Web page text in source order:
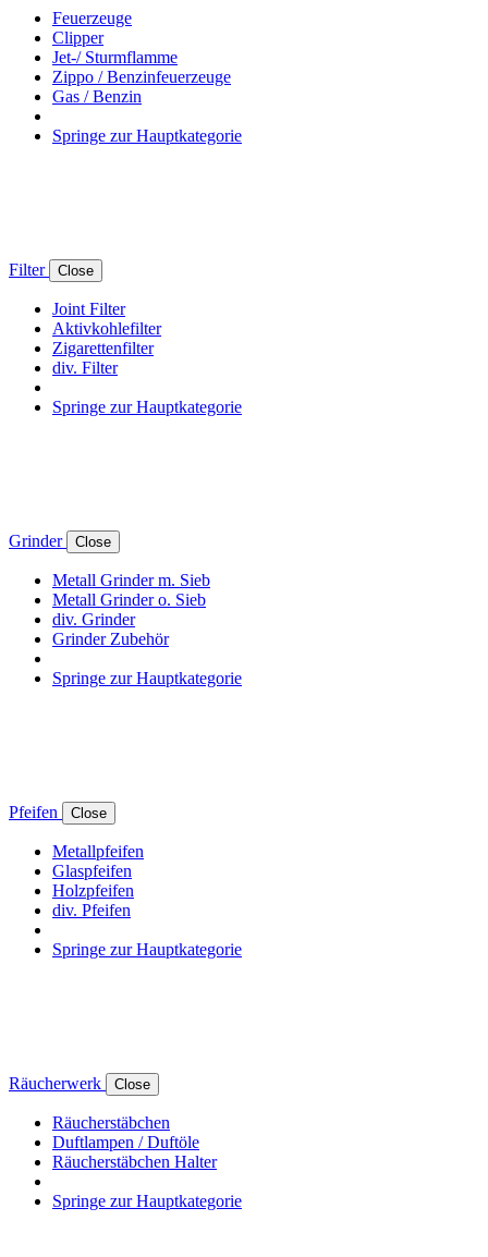
Feuerzeuge
Clipper
Jet-/ Sturmflamme
Zippo / Benzinfeuerzeuge
Gas / Benzin
Springe zur Hauptkategorie
Filter Close
Joint Filter
Aktivkohlefilter
Zigarettenfilter
div. Filter
Springe zur Hauptkategorie
Grinder Close
Metall Grinder m. Sieb
Metall Grinder o. Sieb
div. Grinder
Grinder Zubehör
Springe zur Hauptkategorie
Pfeifen Close
Metallpfeifen
Glaspfeifen
Holzpfeifen
div. Pfeifen
Springe zur Hauptkategorie
Räucherwerk Close
Räucherstäbchen
Duftlampen / Duftöle
Räucherstäbchen Halter
Springe zur Hauptkategorie